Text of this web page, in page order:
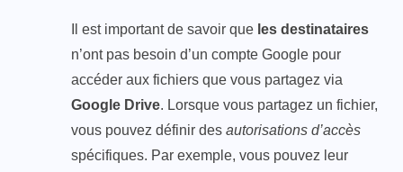
Il est important de savoir que les destinataires
n’ont pas besoin d’un compte Google pour
accéder aux fichiers que vous partagez via
Google Drive. Lorsque vous partagez un fichier,
vous pouvez définir des autorisations d’accès
spécifiques. Par exemple, vous pouvez leur